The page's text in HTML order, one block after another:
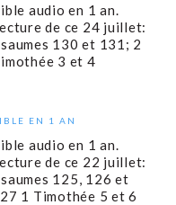
audio en 1 an.
de ce 24 juillet:
130 et 131; 2
3 et 4
EN 1 AN
audio en 1 an.
de ce 22 juillet:
125, 126 et
1 Timothée 5 et 6